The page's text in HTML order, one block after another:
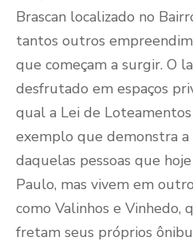
Brascan localizado no
tantos outros
que começam a surgir. O
desfrutado em espaços
qual a Lei de
exemplo que demonstra a
daquelas pessoas que
Paulo, mas vivem em
como Valinhos e Vinhedo,
fretam seus próprios